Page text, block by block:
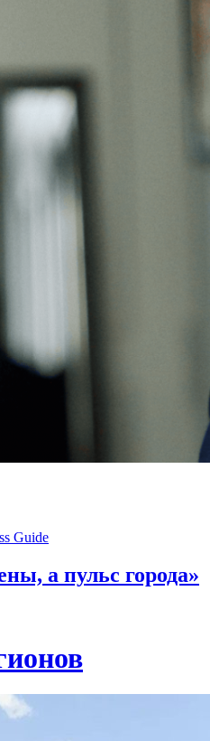
Guide
а пульс города»